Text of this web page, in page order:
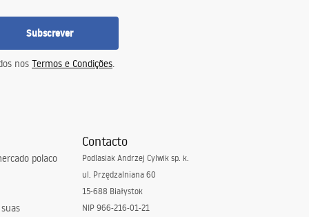
Subscrever
nos Termos e Condições.
polaco
Contacto
Podlasiak Andrzej Cylwik sp. k.
ul. Przędzalniana 60
15-688 Białystok
NIP 966-216-01-21